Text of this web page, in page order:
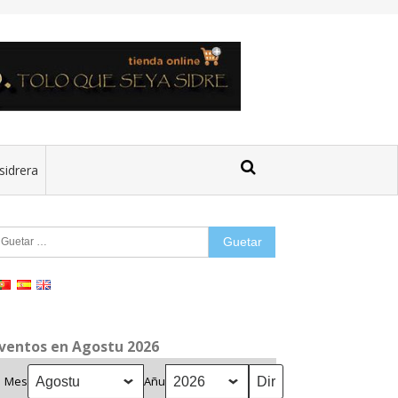
en Agostu 2026
Mes Añu